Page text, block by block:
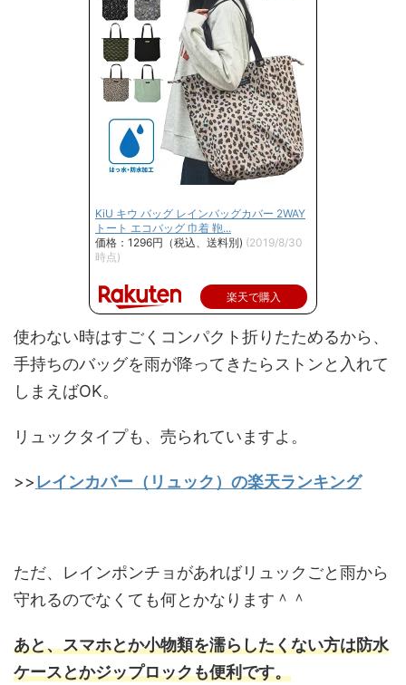
KiU キウ バッグ レインバッグカバー 2WAY
トート エコバッグ 巾着 鞄...
価格：1296円（税込、送料別) (2019/8/30
時点)
楽天で購入
使わない時はすごくコンパクト折りたためるから、
手持ちのバッグを雨が降ってきたらストンと入れて
しまえばOK。
リュックタイプも、売られていますよ。
>>レインカバー（リュック）の楽天ランキング
ただ、レインポンチョがあればリュックごと雨から
守れるのでなくても何とかなります＾＾
あと、スマホとか小物類を濡らしたくない方は防水
ケースとかジップロックも便利です。